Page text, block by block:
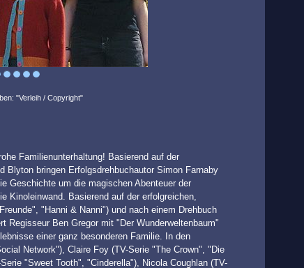
"Verleih / Copyright"
Familienunterhaltung! Basierend auf der
Blyton bringen Erfolgsdrehbuchautor Simon Farnaby
Geschichte um die magischen Abenteuer der
Kinoleinwand. Basierend auf der erfolgreichen,
"Hanni & Nanni") und nach einem Drehbuch
Regisseur Ben Gregor mit "Der Wunderweltenbaum"
einer ganz besonderen Familie. In den
Network"), Claire Foy (TV-Serie "The Crown", "Die
"Sweet Tooth", "Cinderella"), Nicola Coughlan (TV-